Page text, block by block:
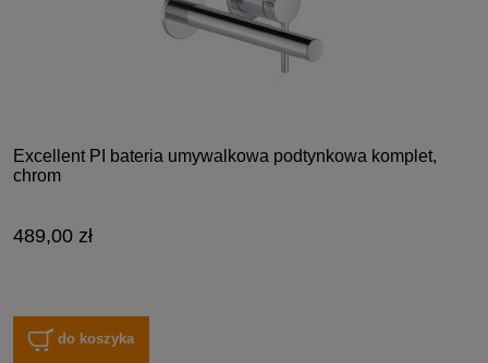
Excellent PI bateria umywalkowa podtynkowa komplet,
chrom
489,00 zł
do koszyka